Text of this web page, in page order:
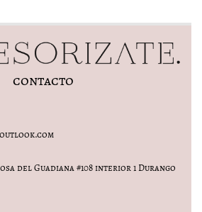
contacto
del Guadiana #108 interior 1 Durango